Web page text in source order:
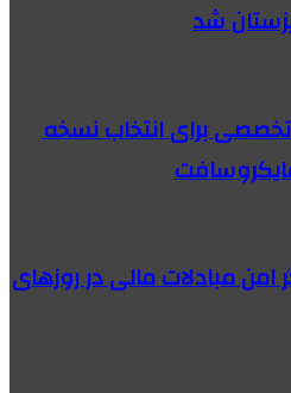
شد
برای انتخاب نسخه
مبادلات مالی در روزهای